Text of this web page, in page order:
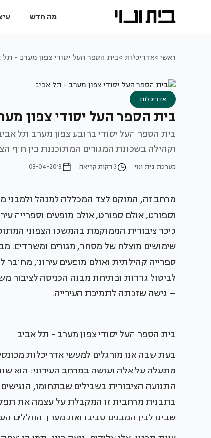
מה חדש
ראשי >אדריכלות >בית הספר העל יסודי צפון מערב - תל
אדריכלות
בית הספר העל יסודי צפון
בית הספר העל יסודי ברובע צפון מערב תל
וקהילה בשכונת המגורים המתוכננת בין חוף
מערכת בית ונוי 3 דקות קריאה 03-04-2013
מרחב זה, המוקם לצד המכללה למנהל ולמבני
וספורט, אולם ספורט, אולם מופעים וספרייה
כיכר ציבורית הממוקמת בהמשכו הצפוני
שימושים מוצלח של מסחר, מגורים ומשרדים.
ספרייה קהילתית ואולם מופעים עירוני,
לביטול גדרות ופתיחת מבנה הכניסה
– גישה שזכתה לתמיכת העירייה.
בית הספר העל יסודי צפון מערב - תל אביב
בעת שבה אנו מורגלים למעשי אדריכלות
מתעלה על אלה ועושה במרחב העירוני: הוא
התנועה הציבורית בשבילים שבתחומו,
בתבנית מרחבית זו המקבלת על עצמה את
שבינו לבין המבנים סביבו ואת מערך החללים